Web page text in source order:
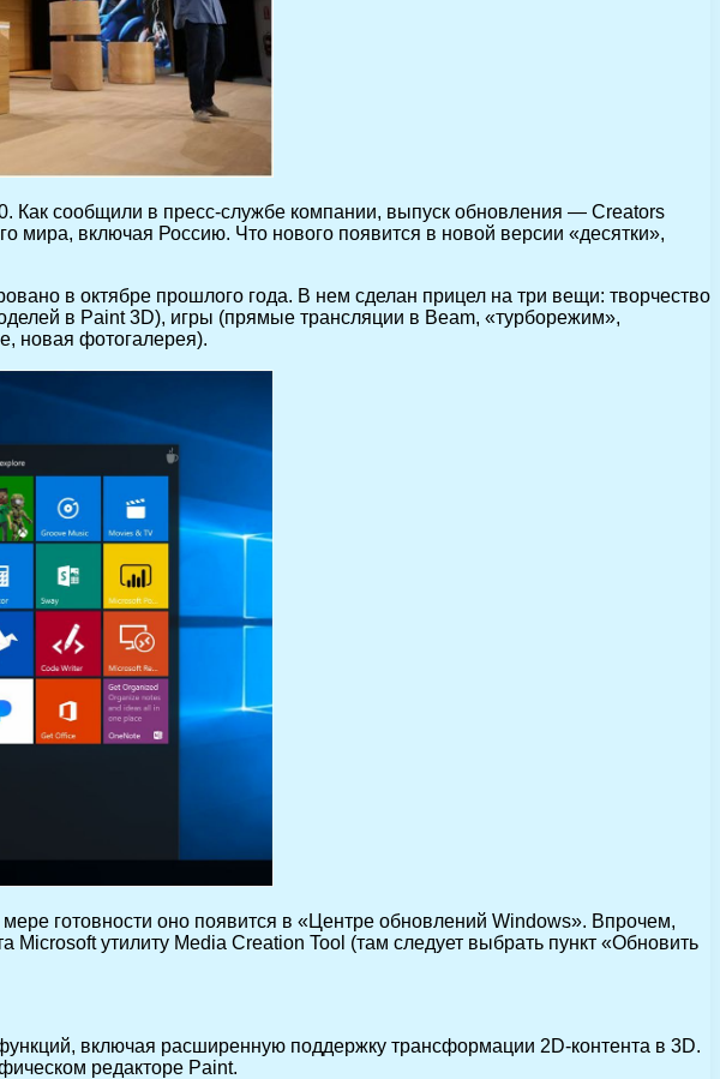
Как сообщили в пресс-службе компании, выпуск обновления — Creators
мира, включая Россию. Что нового появится в новой версии «десятки»,
в октябре прошлого года. В нем сделан прицел на три вещи: творчество
в Paint 3D), игры (прямые трансляции в Beam, «турборежим»,
новая фотогалерея).
готовности оно появится в «Центре обновлений Windows». Впрочем,
Microsoft утилиту Media Creation Tool (там следует выбрать пункт «Обновить
включая расширенную поддержку трансформации 2D-контента в 3D.
редакторе Paint.